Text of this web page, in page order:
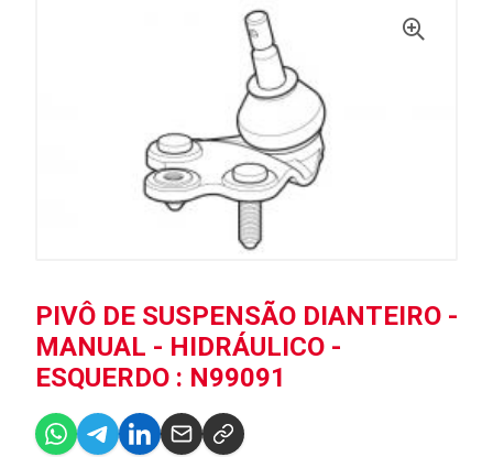
PIVÔ DE SUSPENSÃO DIANTEIRO -
MANUAL - HIDRÁULICO -
ESQUERDO : N99091